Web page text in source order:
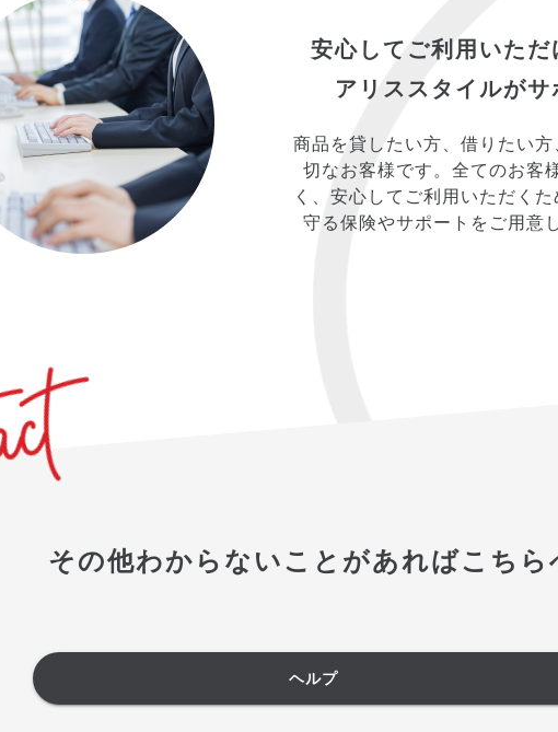
安心してご利用いた
アリススタイルが
商品を貸したい方、借りたい
切なお客様です。全てのお客
く、安心してご利用いただく
守る保険やサポートをご用意
その他わからないことがあればこちら
ヘルプ